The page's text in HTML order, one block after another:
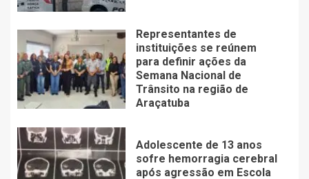
Representantes de
instituições se reúnem
para definir ações da
Semana Nacional de
Trânsito na região de
Araçatuba
Adolescente de 13 anos
sofre hemorragia cerebral
após agressão em Escola